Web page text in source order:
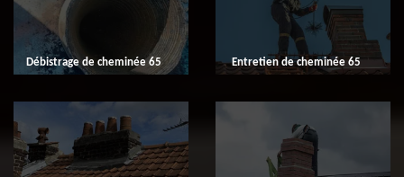
Débistrage de cheminée 65 Entretien de cheminée 65